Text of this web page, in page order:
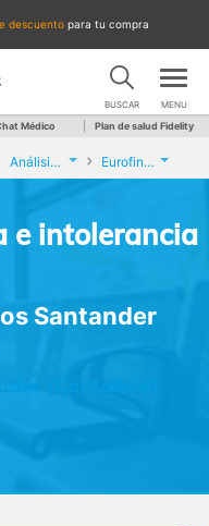
descuento para tu compra
BUSCAR MENU
Médico Plan de salud Fidelity
Análisis de celiaquía e intolerancia al gluten Eurofins Análisis Clínicos Santander
e intolerancia
Santander